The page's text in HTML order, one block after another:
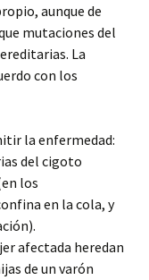
aunque de
mutaciones del
La
con los
la enfermedad:
del cigoto
los
en la cola, y
afectada heredan
de un varón